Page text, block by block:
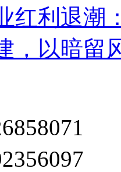
红利退潮
，以暗留